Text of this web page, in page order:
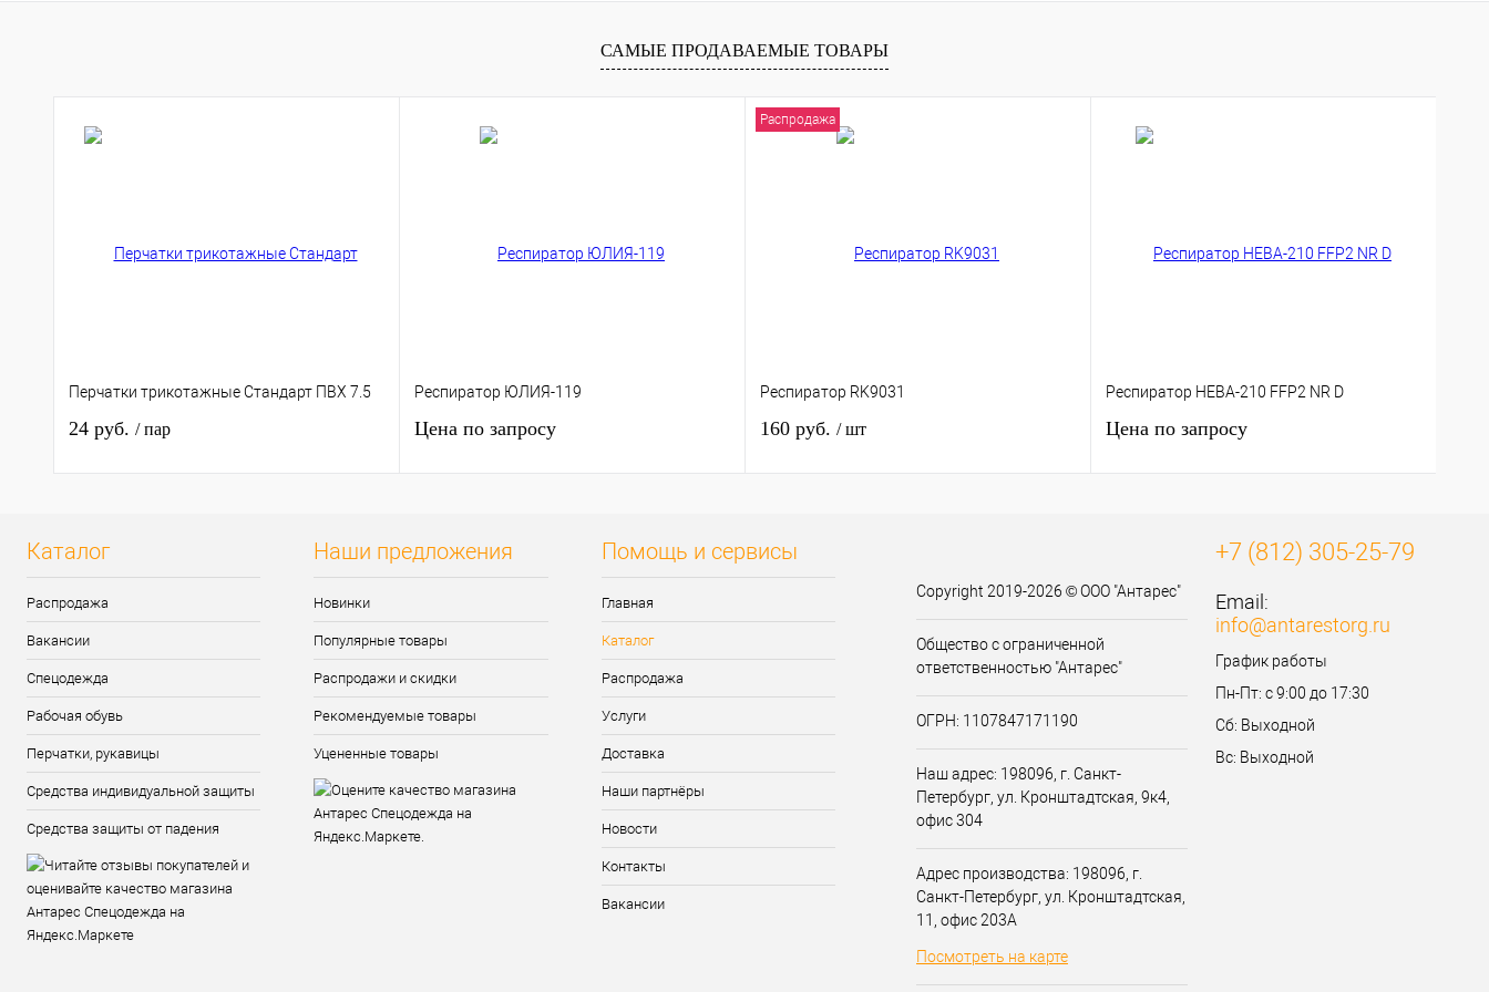
В избранное
В
САМЫЕ ПРОДАВАЕМЫЕ ТОВАРЫ
Перчатки трикотажные Стандарт ПВХ 7.5
24 руб. / пар
Респиратор ЮЛИЯ-119
Цена по запросу
Распродажа
Респиратор RK9031
160 руб. / шт
Респиратор НЕВА-210 FFP2 NR D
Цена по запросу
Каталог
Распродажа
Вакансии
Спецодежда
Рабочая обувь
Перчатки, рукавицы
Средства индивидуальной защиты
Средства защиты от падения
Наши предложения
Новинки
Популярные товары
Распродажи и скидки
Рекомендуемые товары
Уцененные товары
Помощь и сервисы
Главная
Каталог
Распродажа
Услуги
Доставка
Наши партнёры
Новости
Контакты
Вакансии
Copyright 2019-2026 © ООО "Антарес"
Общество с ограниченной
ответственностью "Антарес"
ОГРН: 1107847171190
Наш адрес: 198096, г. Санкт-
Петербург, ул. Кронштадтская, 9к4,
офис 304
Адрес производства: 198096, г.
Санкт-Петербург, ул. Кронштадтская,
11, офис 203А
Посмотреть на карте
+7 (812) 305-25-79
Email:
info@antarestorg.ru
График работы
Пн-Пт: с 9:00 до 17:30
Сб: Выходной
Вс: Выходной